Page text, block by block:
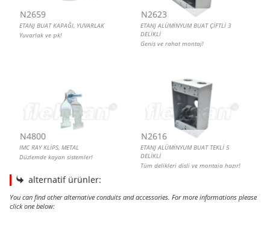
N2659
ETANJ BUAT KAPAĞI, YUVARLAK
Yuvarlak ve şık!
N2623
ETANJ ALÜMİNYUM BUAT ÇİFTLİ 3
DELİKLİ
Geniş ve rahat montaj!
N4800
IMC RAY KLİPS, METAL
Düzlemde kayan sistemler!
N2616
ETANJ ALÜMİNYUM BUAT TEKLİ 5
DELİKLİ
Tüm delikleri dişli ve montaja hazır!
alternatif ürünler:
You can find other alternative conduits and accessories. For more informations please
click one below: